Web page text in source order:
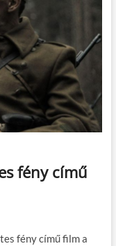
fény című
fény című film a